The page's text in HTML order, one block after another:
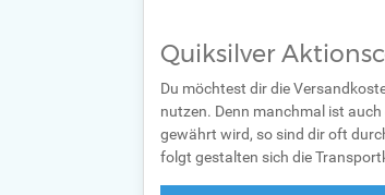
Quiksilver
Du möchtest dir die
nutzen. Denn manchmal ist
gewährt wird, so sind dir oft
folgt gestalten sich die